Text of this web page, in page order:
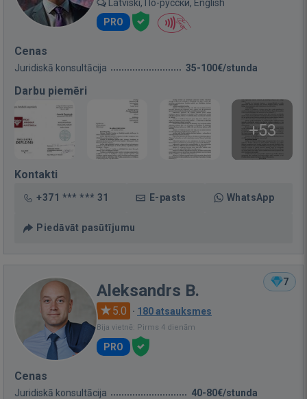
Latviski, По-русски, English
PRO
Cenas
Juridiskā konsultācija 35-100€/stunda
Darbu piemēri
+53
Kontakti
+371 *** *** 31 E-pasts WhatsApp
Piedāvāt pasūtījumu
7
Aleksandrs B.
5.0 · 180 atsauksmes
Bija vietnē: Pirms 4 dienām
PRO
Cenas
Juridiskā konsultācija 40-80€/stunda